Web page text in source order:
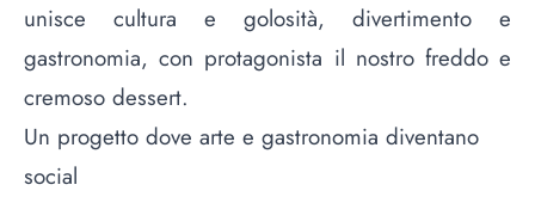
unisce cultura e golosità, divertimento e
gastronomia, con protagonista il nostro freddo e
cremoso dessert.
Un progetto dove arte e gastronomia diventano
social